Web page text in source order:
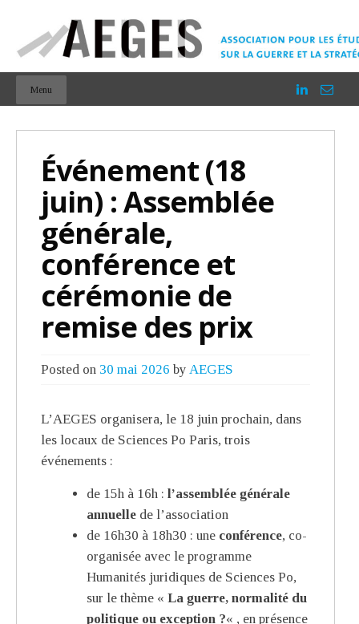
Menu
Événement (18
juin) : Assemblée
générale,
conférence et
cérémonie de
remise des prix
Posted on 30 mai 2026 by AEGES
L’AEGES organisera, le 18 juin prochain, dans
les locaux de Sciences Po Paris, trois
événements :
de 15h à 16h : l’assemblée générale
annuelle de l’association
de 16h30 à 18h30 : une conférence, co-
organisée avec le programme
Humanités juridiques de Sciences Po,
sur le thème « La guerre, normalité du
politique ou exception ?« , en présence